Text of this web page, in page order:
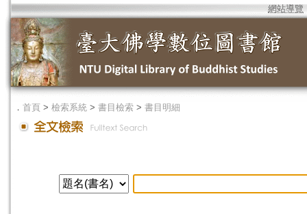
網站導覽
． 首頁 > 檢索系統 > 書目檢索 > 書目明細